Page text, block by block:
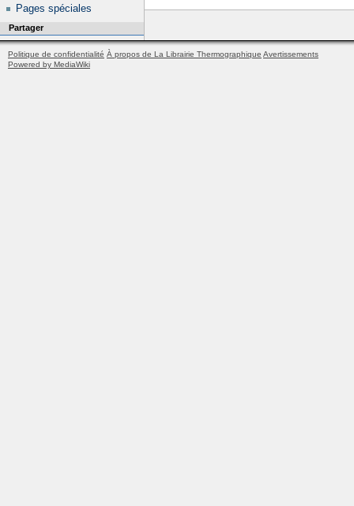
Pages spéciales
Partager
Politique de confidentialité À propos de La Librairie Thermographique Avertissements
Powered by MediaWiki